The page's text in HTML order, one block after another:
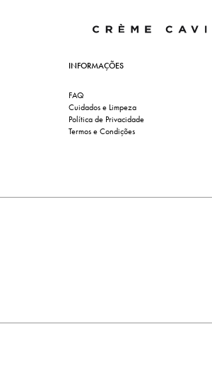
INFORMAÇÕES
FAQ
Cuidados e Limpeza
Política de Privacidade
Termos e Condições